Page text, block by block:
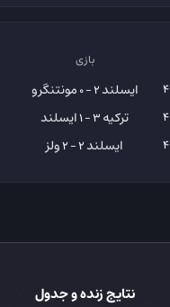
بازی
ایسلند2 - 0 مونتنگرو
ترکیه3 - 1 ایسلند
ایسلند2 - 2 ولز
نتایج زنده و جدول